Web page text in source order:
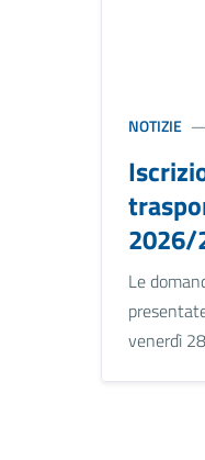
NOTIZIE
2026/
Le
venerdì